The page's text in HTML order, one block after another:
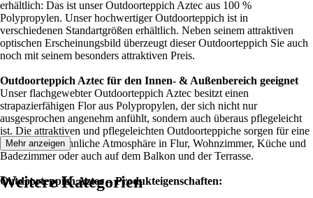
erhältlich: Das ist unser Outdoorteppich Aztec aus 100 %
Polypropylen. Unser hochwertiger Outdoorteppich ist in
verschiedenen Standartgrößen erhältlich. Neben seinem attraktiven
optischen Erscheinungsbild überzeugt dieser Outdoorteppich Sie auch
noch mit seinem besonders attraktiven Preis.
Outdoorteppich Aztec für den Innen- & Außenbereich geeignet
Unser flachgewebter Outdoorteppich Aztec besitzt einen
strapazierfähigen Flor aus Polypropylen, der sich nicht nur
ausgesprochen angenehm anfühlt, sondern auch überaus pflegeleicht
ist. Die attraktiven und pflegeleichten Outdoorteppiche sorgen für eine
gemütliche, wohnliche Atmosphäre in Flur, Wohnzimmer, Küche und
Badezimmer oder auch auf dem Balkon und der Terrasse.
Outdoorteppich Aztec – Produkteigenschaften:
Mehr anzeigen
Weitere Kategorien